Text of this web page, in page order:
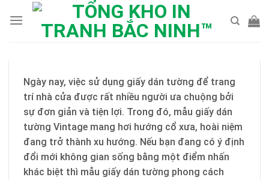
Ngày nay, việc sử dụng giấy dán tường để trang
trí nhà cửa được rất nhiều người ưa chuộng bởi
sự đơn giản và tiện lợi. Trong đó, mẫu giấy dán
tường Vintage mang hơi hướng cổ xưa, hoài niệm
đang trở thành xu hướng. Nếu bạn đang có ý định
đổi mới không gian sống bằng một điểm nhấn
khác biệt thì mẫu giấy dán tường phong cách